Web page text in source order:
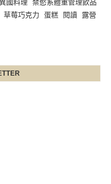
國料理
禁慾系體重管理飲品
草莓巧克力 蛋糕 閱讀
露營